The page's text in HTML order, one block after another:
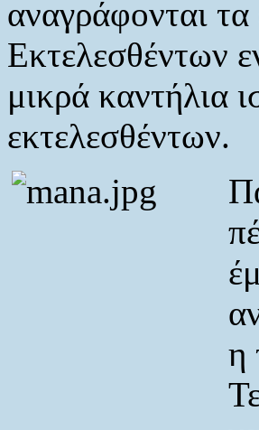
αναγράφονται
Εκτελεσθέντων
μικρά καντήλια
εκτελεσθέντων.
η